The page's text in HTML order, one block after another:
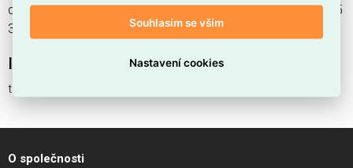
dutinky nabízíme od 1 ks. Kód EMAS transp. FEP / PVC 5x1,5
3,0m je ELOSOS1031342.
Interní název produktu
transp. FEP / PVC 5x1,5 3,0m
O společnosti
Souhlasím se vším
Nastavení cookies